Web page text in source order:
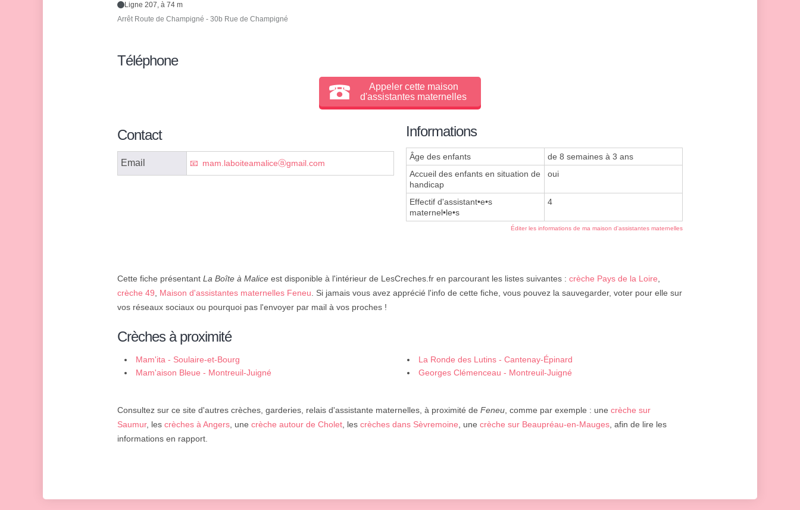
Ligne 207, à 74 m
Arrêt Route de Champigné - 30b Rue de Champigné
Téléphone
Appeler cette maison
d'assistantes maternelles
Contact
Email mam.laboiteamaliceⓐgmail.com
Informations
Âge des enfants
de 8 semaines à 3 ans
Accueil des enfants en situation de
handicap
oui
Effectif d'assistant•e•s
maternel•le•s
4
Éditer les informations de ma maison d'assistantes maternelles
Cette fiche présentant La Boîte à Malice est disponible à l'intérieur de LesCreches.fr en parcourant les listes suivantes : crèche Pays de la Loire,
crèche 49, Maison d'assistantes maternelles Feneu. Si jamais vous avez apprécié l'info de cette fiche, vous pouvez la sauvegarder, voter pour elle sur
vos réseaux sociaux ou pourquoi pas l'envoyer par mail à vos proches !
Crèches à proximité
Mam'ita - Soulaire-et-Bourg
La Ronde des Lutins - Cantenay-Épinard
Mam'aison Bleue - Montreuil-Juigné
Georges Clémenceau - Montreuil-Juigné
Consultez sur ce site d'autres crèches, garderies, relais d'assistante maternelles, à proximité de Feneu, comme par exemple : une crèche sur
Saumur, les crèches à Angers, une crèche autour de Cholet, les crèches dans Sèvremoine, une crèche sur Beaupréau-en-Mauges, afin de lire les
informations en rapport.